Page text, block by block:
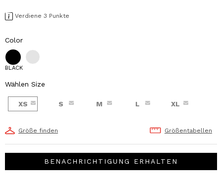
Verdiene 3 Punkte
Color
BLACK
Wählen Size
XS S M L XL
Größe finden Größentabellen
BENACHRICHTIGUNG ERHALTEN